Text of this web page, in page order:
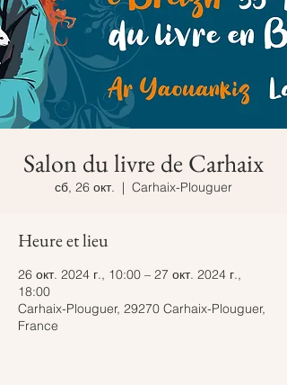
Salon du livre de Carhaix
сб, 26 окт.
  |
Carhaix-Plouguer
Heure et lieu
26 окт. 2024 г., 10:00 – 27 окт. 2024 г.,
18:00
Carhaix-Plouguer, 29270 Carhaix-Plouguer,
France